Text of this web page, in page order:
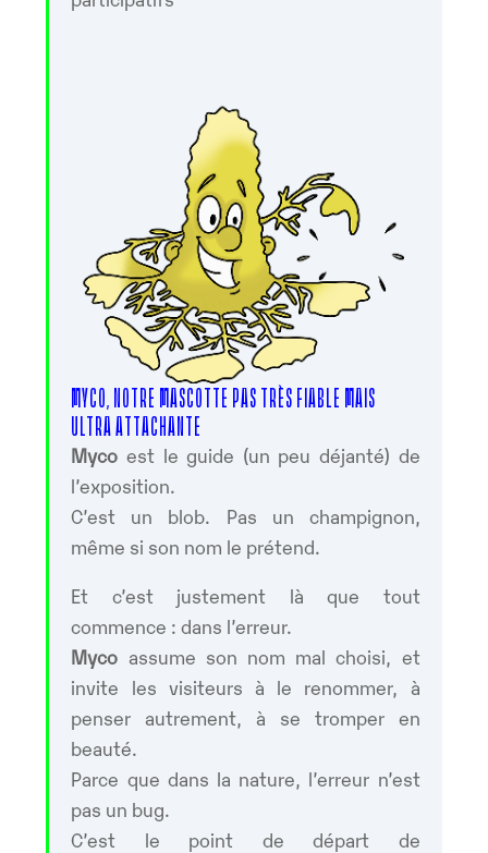
MYCO, NOTRE MASCOTTE PAS TRÈS FIABLE MAIS
ULTRA ATTACHANTE
Myco est le guide (un peu déjanté) de
l’exposition.
C’est un blob. Pas un champignon,
même si son nom le prétend.
Et c’est justement là que tout
commence : dans l’erreur.
Myco assume son nom mal choisi, et
invite les visiteurs à le renommer, à
penser autrement, à se tromper en
beauté.
Parce que dans la nature, l’erreur n’est
pas un bug.
C’est le point de départ de